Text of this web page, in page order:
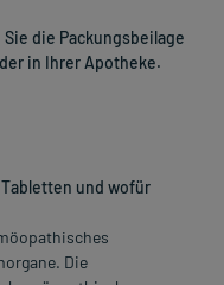
die Packungsbeilage
in Ihrer Apotheke.
und wofür
Die